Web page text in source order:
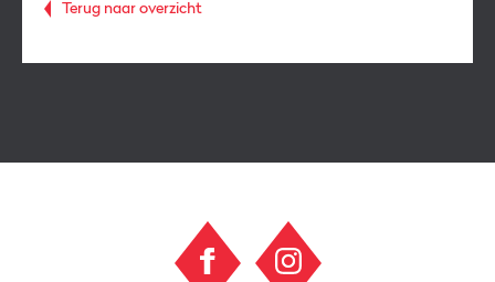
Terug naar overzicht